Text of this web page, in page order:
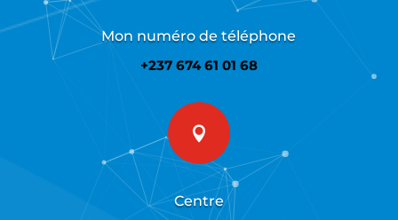
Mon numéro de téléphone
+237 674 61 01 68

Centre